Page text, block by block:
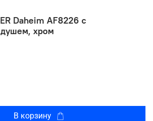
Daheim AF8226 с
душем, хром
В корзину